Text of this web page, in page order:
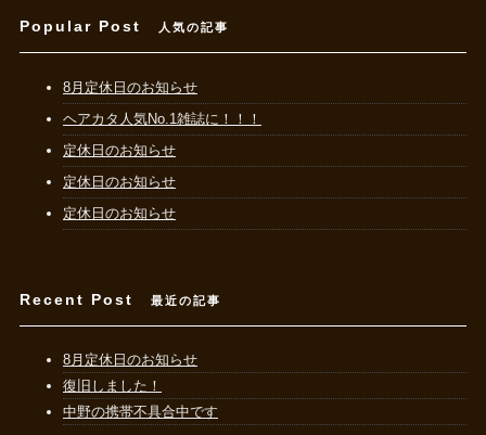
Popular Post 人気の記事
8月定休日のお知らせ
ヘアカタ人気No.1雑誌に！！！
定休日のお知らせ
定休日のお知らせ
定休日のお知らせ
Recent Post 最近の記事
8月定休日のお知らせ
復旧しました！
中野の携帯不具合中です